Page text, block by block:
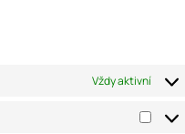
Vždy aktivní